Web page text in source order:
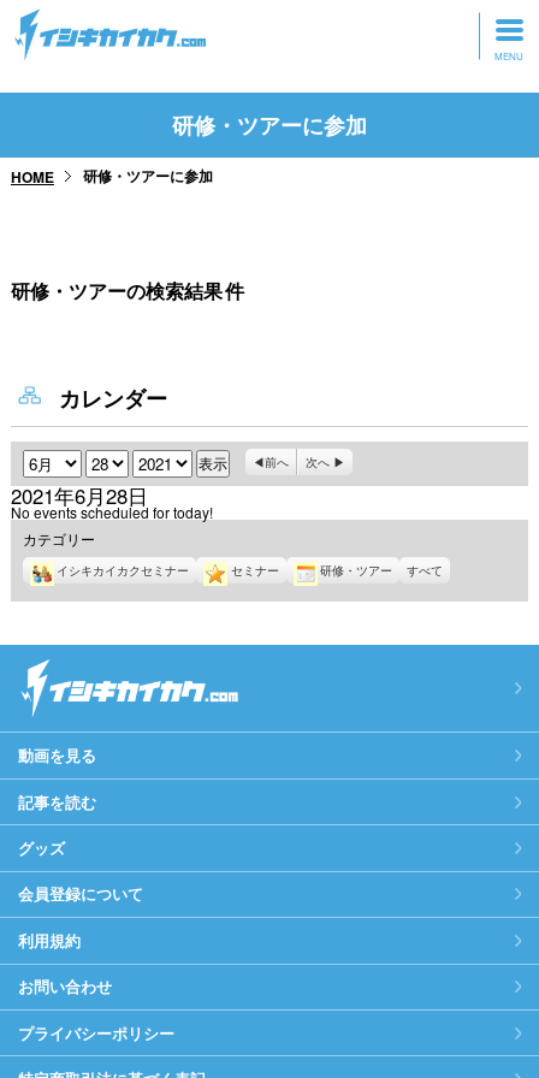
トップページ
研修・ツアーに参加
研修・ツアーに参加
HOME 研修・ツアーに参加
研修・ツアーの検索結果件
カレンダー
月 日 年 前へ 次へ
2021年6月28日
No events scheduled for today!
カテゴリー
イシキカイカクセミナー セミナー 研修・ツアー すべて
動画を見る
記事を読む
グッズ
会員登録について
利用規約
お問い合わせ
プライバシーポリシー